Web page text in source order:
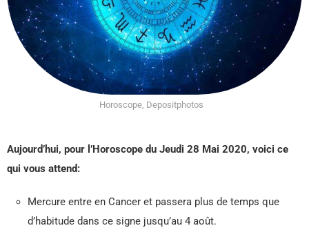
Horoscope, Depositphotos
Aujourd’hui, pour l’Horoscope du Jeudi 28 Mai 2020, voici ce
qui vous attend:
Mercure entre en Cancer et passera plus de temps que
d’habitude dans ce signe jusqu’au 4 août.